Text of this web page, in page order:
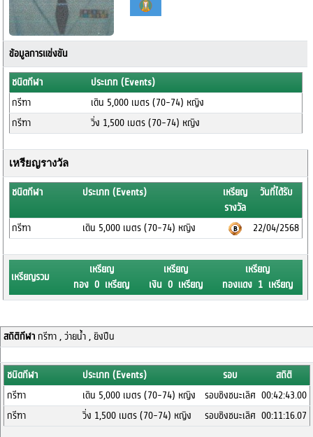
ข้อมูลการแข่งขัน
ชนิดกีฬา
ประเภท (Events)
กรีฑา
เดิน 5,000 เมตร (70-74) หญิง
กรีฑา
วิ่ง 1,500 เมตร (70-74) หญิง
เหรียญรางวัล
ชนิดกีฬา ประเภท (Events)
เหรียญ
รางวัล
วันที่ได้รับ
กรีฑา เดิน 5,000 เมตร (70-74) หญิง 22/04/2568
เหรียญรวม
เหรียญ
ทอง 0 เหรียญ
เหรียญ
เงิน 0 เหรียญ
เหรียญ
ทองแดง 1 เหรียญ
สถิติกีฬากรีฑา , ว่ายน้ำ , ยิงปืน
ชนิดกีฬา ประเภท (Events) รอบ
สถิติ
กรีฑา
เดิน 5,000 เมตร (70-74) หญิง รอบชิงชนะเลิศ 00:42:43.00
กรีฑา
วิ่ง 1,500 เมตร (70-74) หญิง รอบชิงชนะเลิศ 00:11:16.07